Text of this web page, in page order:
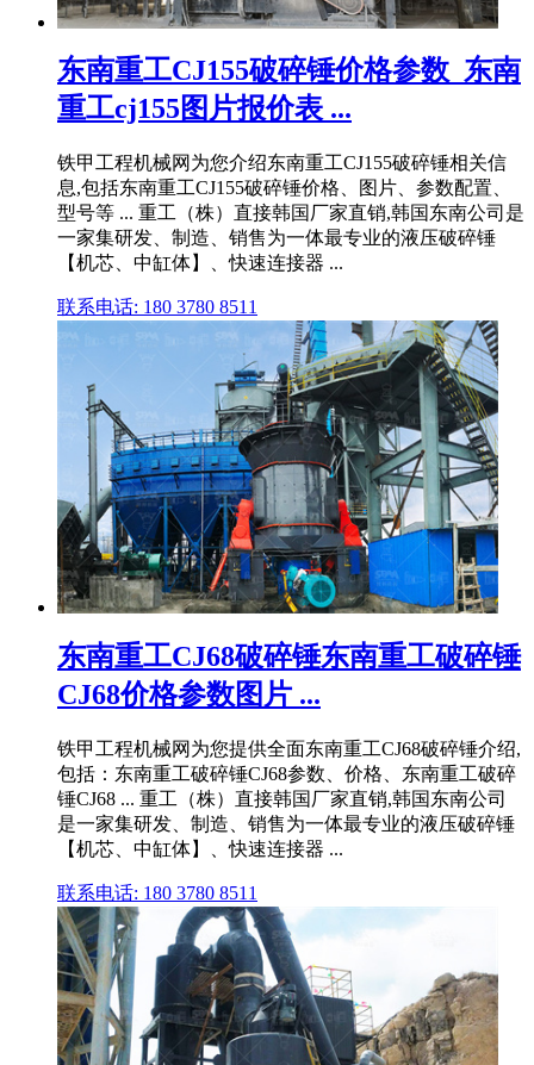
东南重工CJ155破碎锤价格参数_东南
重工cj155图片报价表 ...
铁甲工程机械网为您介绍东南重工CJ155破碎锤相关信
息,包括东南重工CJ155破碎锤价格、图片、参数配置、
型号等 ... 重工（株）直接韩国厂家直销,韩国东南公司是
一家集研发、制造、销售为一体最专业的液压破碎锤
【机芯、中缸体】、快速连接器 ...
联系电话: 180 3780 8511
东南重工CJ68破碎锤东南重工破碎锤
CJ68价格参数图片 ...
铁甲工程机械网为您提供全面东南重工CJ68破碎锤介绍,
包括：东南重工破碎锤CJ68参数、价格、东南重工破碎
锤CJ68 ... 重工（株）直接韩国厂家直销,韩国东南公司
是一家集研发、制造、销售为一体最专业的液压破碎锤
【机芯、中缸体】、快速连接器 ...
联系电话: 180 3780 8511